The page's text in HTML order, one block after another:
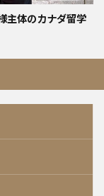
主体のカナダ留学